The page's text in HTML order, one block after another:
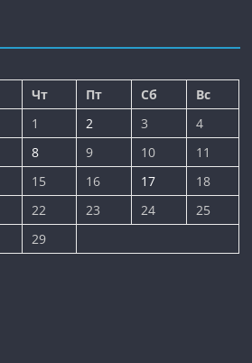
Чт Пт Сб
Вс
1
2 3
4
8 9 10
11
15 16 17
18
22 23 24
25
29